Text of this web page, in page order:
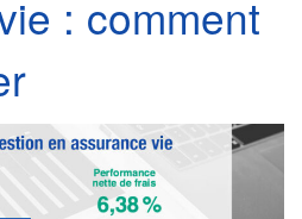
: comment